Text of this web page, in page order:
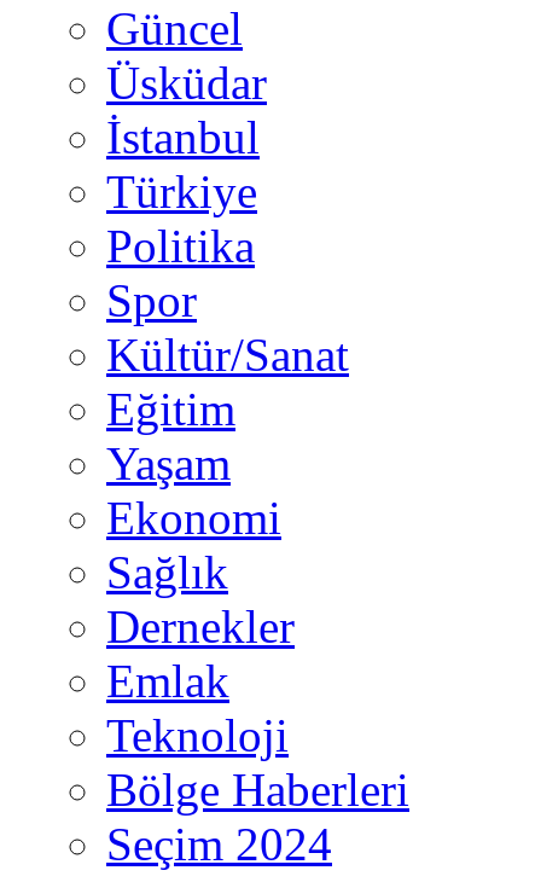
Güncel
Üsküdar
İstanbul
Türkiye
Politika
Spor
Kültür/Sanat
Eğitim
Yaşam
Ekonomi
Sağlık
Dernekler
Emlak
Teknoloji
Bölge Haberleri
Seçim 2024